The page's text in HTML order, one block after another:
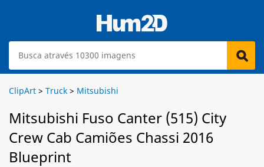
ClipArt > Truck > Mitsubishi
Mitsubishi Fuso Canter (515) City
Crew Cab Camiões Chassi 2016
Blueprint